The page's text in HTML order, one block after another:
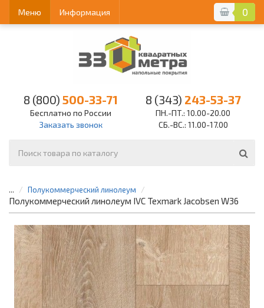
0
Меню Информация
8 (800) 500-33-71
Бесплатно по России
Заказать звонок
8 (343) 243-53-37
ПН.-ПТ.: 10.00-20.00
СБ.-ВС.: 11.00-17.00
... Полукоммерческий линолеум
Полукоммерческий линолеум IVC Texmark Jacobsen W36